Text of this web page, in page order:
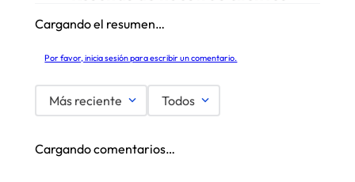
Cargando el resumen…
Por favor, inicia sesión para escribir un comentario.
Más reciente Todos
Cargando comentarios…